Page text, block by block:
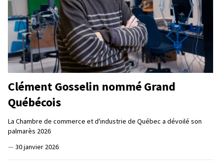
Clément Gosselin nommé Grand
Québécois
La Chambre de commerce et d'industrie de Québec a dévoilé son
palmarès 2026
— 30 janvier 2026